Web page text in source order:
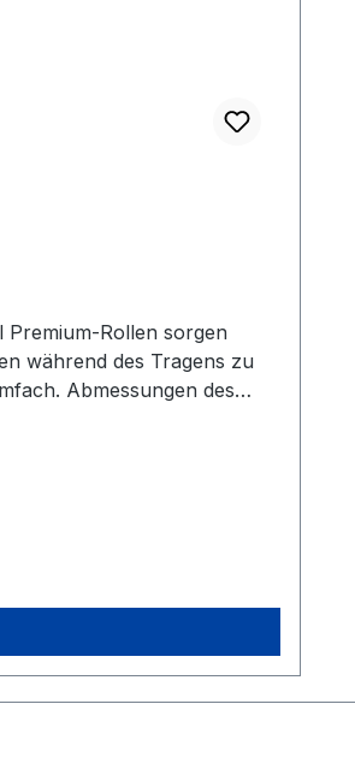
während des Tragens zu
Abmessungen des